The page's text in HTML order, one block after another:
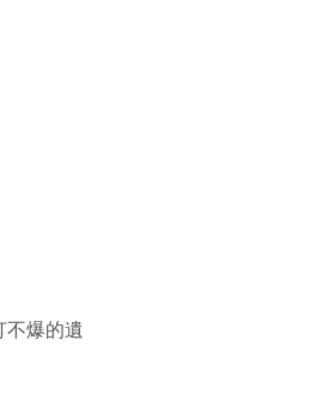
不爆的遺